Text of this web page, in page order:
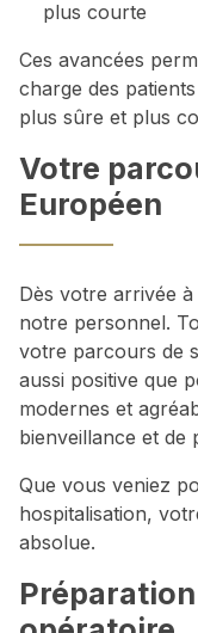
plus courte
Ces avancées
charge des
plus sûre et plus
Votre
Européen
Dès votre arrivée
notre personnel.
votre parcours de
aussi positive que
modernes et
bienveillance et de
Que vous veniez
hospitalisation,
absolue.